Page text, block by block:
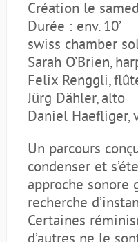
Création le
Durée : env. 10’
swiss chamber
Sarah O’Brien,
Felix Renggli,
Jürg Dähler, alto
Daniel Haefliger,
Un parcours
condenser et
approche sonore
recherche
Certaines